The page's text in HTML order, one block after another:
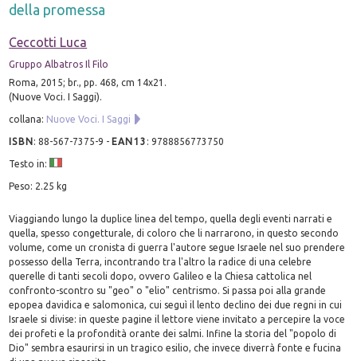
della promessa
Ceccotti Luca
Gruppo Albatros Il Filo
Roma, 2015; br., pp. 468, cm 14x21.
(Nuove Voci. I Saggi).
collana: Nuove Voci. I Saggi
ISBN:88-567-7375-9 - EAN13 :9788856773750
Testo in:
Peso: 2.25 kg
Viaggiando lungo la duplice linea del tempo, quella degli eventi narrati e
quella, spesso congetturale, di coloro che li narrarono, in questo secondo
volume, come un cronista di guerra l'autore segue Israele nel suo prendere
possesso della Terra, incontrando tra l'altro la radice di una celebre
querelle di tanti secoli dopo, ovvero Galileo e la Chiesa cattolica nel
confronto-scontro su "geo" o "elio" centrismo. Si passa poi alla grande
epopea davidica e salomonica, cui seguì il lento declino dei due regni in cui
Israele si divise: in queste pagine il lettore viene invitato a percepire la voce
dei profeti e la profondità orante dei salmi. Infine la storia del "popolo di
Dio" sembra esaurirsi in un tragico esilio, che invece diverrà fonte e fucina